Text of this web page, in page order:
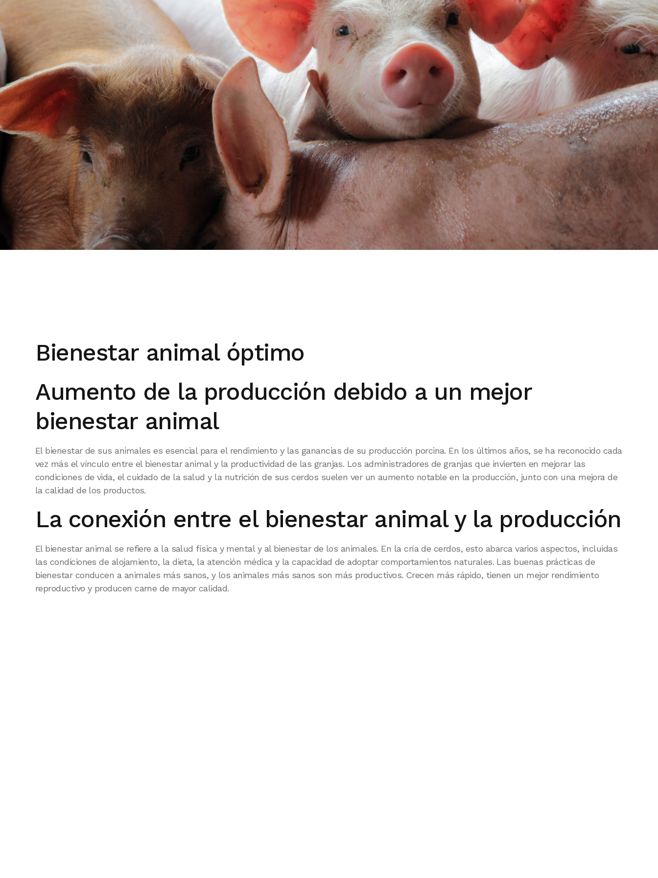
Bienestar animal óptimo
Aumento de la producción debido a un mejor
bienestar animal
El bienestar de sus animales es esencial para el rendimiento y las ganancias de su producción porcina. En los últimos años, se ha reconocido cada
vez más el vínculo entre el bienestar animal y la productividad de las granjas. Los administradores de granjas que invierten en mejorar las
condiciones de vida, el cuidado de la salud y la nutrición de sus cerdos suelen ver un aumento notable en la producción, junto con una mejora de
la calidad de los productos.
La conexión entre el bienestar animal y la producción
El bienestar animal se refiere a la salud física y mental y al bienestar de los animales. En la cría de cerdos, esto abarca varios aspectos, incluidas
las condiciones de alojamiento, la dieta, la atención médica y la capacidad de adoptar comportamientos naturales. Las buenas prácticas de
bienestar conducen a animales más sanos, y los animales más sanos son más productivos. Crecen más rápido, tienen un mejor rendimiento
reproductivo y producen carne de mayor calidad.